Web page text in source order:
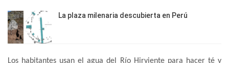
La plaza milenaria descubierta en Perú
Los habitantes usan el agua del Río Hirviente para hacer té y